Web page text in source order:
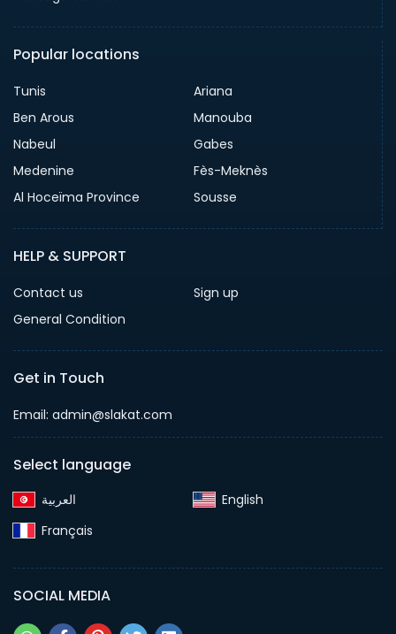
Popular locations
Tunis
Ariana
Ben Arous
Manouba
Nabeul
Gabes
Medenine
Fès-Meknès
Al Hoceïma Province
Sousse
HELP & SUPPORT
Contact us
Sign up
General Condition
Get in Touch
Email: admin@slakat.com
Select language
English‎
Français‎
SOCIAL MEDIA